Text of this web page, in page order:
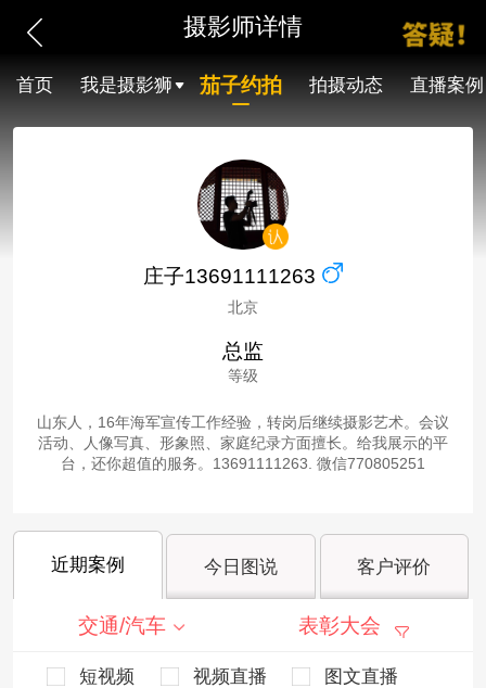
摄影师详情
首页 我是摄影狮 茄子约拍 拍摄动态 直播案例
庄子13691111263
北京
总监
等级
山东人，16年海军宣传工作经验，转岗后继续摄影艺术。会议
活动、人像写真、形象照、家庭纪录方面擅长。给我展示的平
台，还你超值的服务。13691111263. 微信770805251
近期案例 今日图说 客户评价
交通/汽车 表彰大会
短视频 视频直播
图文直播